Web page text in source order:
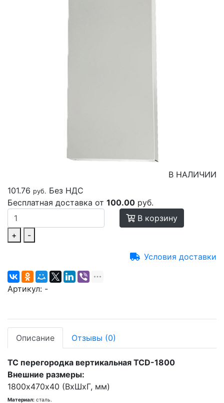
В НАЛИЧИИ
101.76 руб. Без НДС
Бесплатная доставка от 100.00 руб.
+ -
В корзину
Условия доставки
Артикул: -
Описание Отзывы (0)
TC перегородка вертикальная TCD-1800
Внешние размеры:
1800x470х40 (ВхШхГ, мм)
Материал: сталь.